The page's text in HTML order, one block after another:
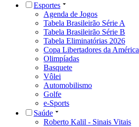
Esportes
Agenda de Jogos
Tabela Brasileirão Série A
Tabela Brasileirão Série B
Tabela Eliminatórias 2026
Copa Libertadores da América
Olimpíadas
Basquete
Vôlei
Automobilismo
Golfe
e-Sports
Saúde
Roberto Kalil - Sinais Vitais